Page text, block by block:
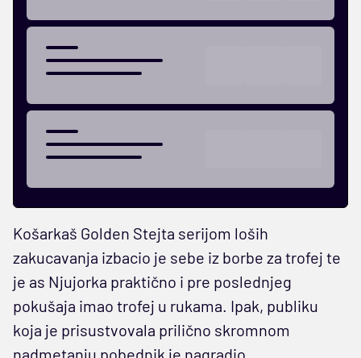
Košarkaš Golden Stejta serijom loših
zakucavanja izbacio je sebe iz borbe za trofej te
je as Njujorka praktično i pre poslednjeg
pokušaja imao trofej u rukama. Ipak, publiku
koja je prisustvovala prilično skromnom
nadmetanju pobednik je nagradio